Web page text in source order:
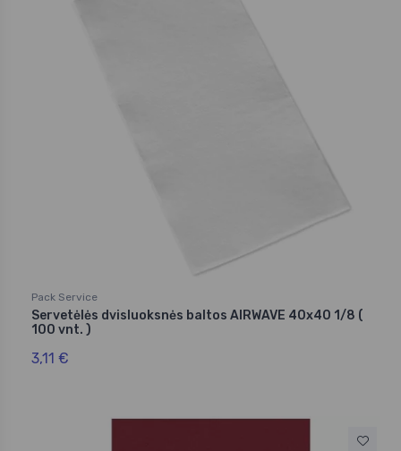
Pack Service
Servetėlės dvisluoksnės baltos AIRWAVE 40x40 1/8 (
100 vnt. )
3,11 €